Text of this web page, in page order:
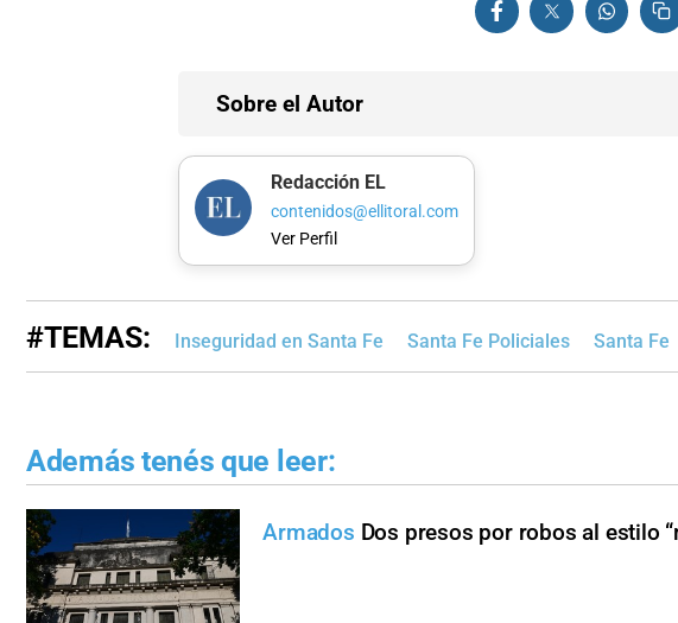
Sobre el Autor
Redacción EL
contenidos@ellitoral.com
Ver Perfil
#TEMAS: Inseguridad en Santa Fe Santa Fe Policiales Santa Fe
Además tenés que leer:
Armados Dos presos por robos al estilo